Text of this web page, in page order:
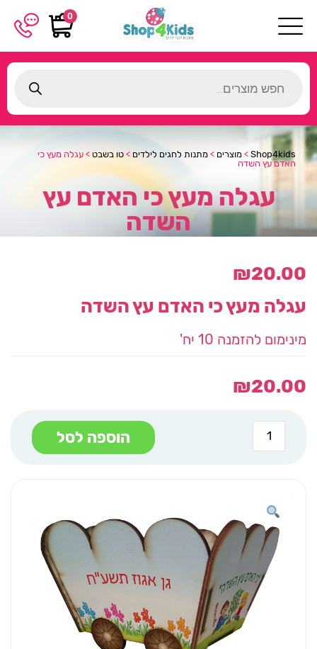
0
search
Shop4kids
> מוצרים > מתנות לחגים לילדים > טו בשבט > עגלה מעץ כי
האדם עץ השדה
עגלה מעץ כי האדם עץ
השדה
₪20.00
עגלה מעץ כי האדם עץ השדה
מינימום להזמנה 10 יח'
₪20.00
כמות
של
עגלה
עץ
השדה
הוספה לסל